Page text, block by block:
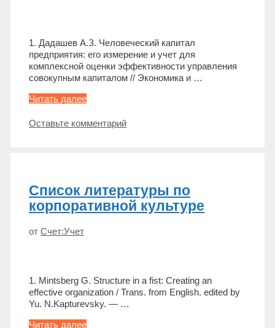
1. Дадашев А.З. Человеческий капитал
предприятия: его измерение и учет для
комплексной оценки эффективности управления
совокупным капиталом // Экономика и …
Читать далееСписок
по
Оставьте комментарий
Список литературы по
корпоративной культуре
от Счет:Учет
1. Mintsberg G. Structure in a fist: Creating an
effective organization / Trans. from English. edited by
Yu. N.Kapturevsky. — …
Читать далееСписок